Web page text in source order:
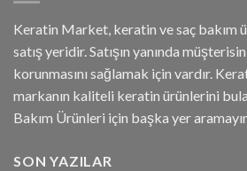
Keratin Market, keratin ve saç bakım
satış yeridir. Satışın yanında
korunmasını sağlamak için vardır.
markanın kaliteli keratin ürünlerini
Bakım Ürünleri için başka yer
SON YAZILAR